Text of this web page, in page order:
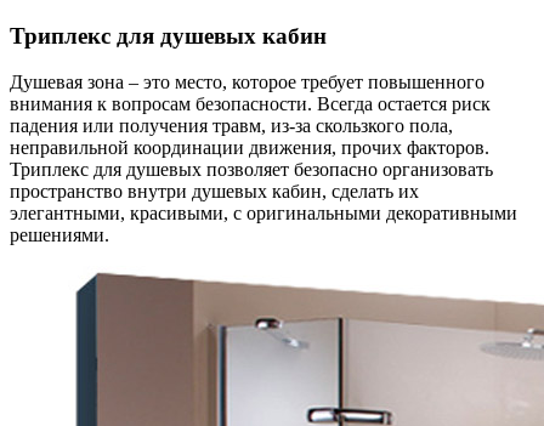
Триплекс для душевых кабин
Душевая зона – это место, которое требует повышенного
внимания к вопросам безопасности. Всегда остается риск
падения или получения травм, из-за скользкого пола,
неправильной координации движения, прочих факторов.
Триплекс для душевых позволяет безопасно организовать
пространство внутри душевых кабин, сделать их
элегантными, красивыми, с оригинальными декоративными
решениями.